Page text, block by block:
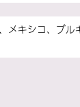
キシコ、ブル